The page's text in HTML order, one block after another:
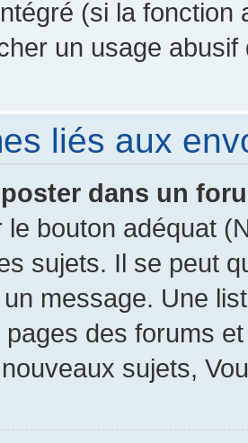
(si la fonction
un usage
liés aux
dans un
le bouton adéquat
sujets. Il se peut
message. Une
pages des forums
sujets,